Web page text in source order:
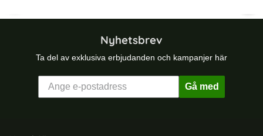
Galaxy Tab A7 10.4 Fodral Shockproof Tri-Fold Svart
Spigen Samsung Galaxy Tab A11
Nyhetsbrev
Ta del av exklusiva erbjudanden och kampanjer här
Gå med